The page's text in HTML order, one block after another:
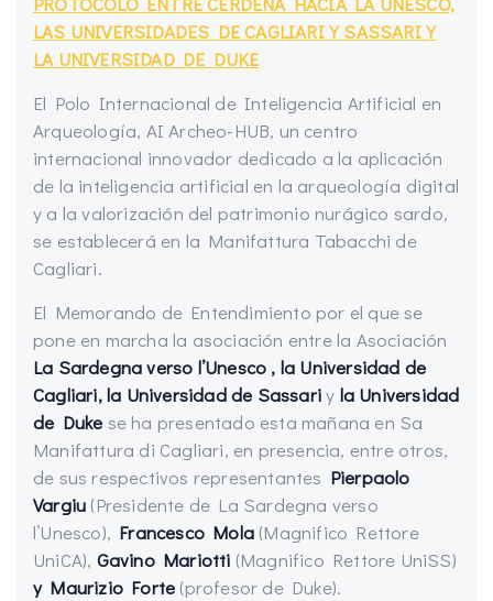
LAS UNIVERSIDADES DE CAGLIARI Y SASSARI Y
LA UNIVERSIDAD DE DUKE
El Polo Internacional de Inteligencia Artificial en
Arqueología, AI Archeo-HUB, un centro
internacional innovador dedicado a la aplicación
de la inteligencia artificial en la arqueología digital
y a la valorización del patrimonio nurágico sardo,
se establecerá en la Manifattura Tabacchi de
Cagliari.
El Memorando de Entendimiento por el que se
pone en marcha la asociación entre la Asociación
La Sardegna verso l’Unesco , la Universidad de
Cagliari, la Universidad de Sassariy la Universidad
de Duke se ha presentado esta mañana en Sa
Manifattura di Cagliari, en presencia, entre otros,
de sus respectivos representantes Pierpaolo
Vargiu (Presidente de La Sardegna verso
l’Unesco), Francesco Mola (Magnifico Rettore
UniCA), Gavino Mariotti (Magnifico Rettore UniSS)
y Maurizio Forte (profesor de Duke).